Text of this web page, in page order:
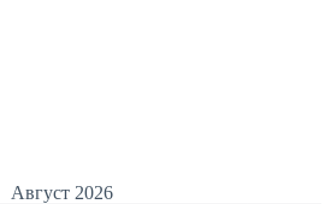
Август 2026